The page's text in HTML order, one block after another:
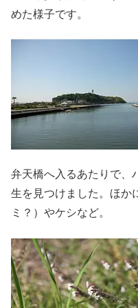
めた様子です。
弁天橋へ入るあたりで、
生を見つけました。ほか
ミ？）やケシなど。